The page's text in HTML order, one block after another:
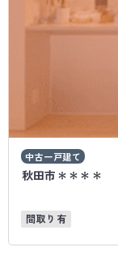
中古一戸建て
秋田市＊＊＊＊
間取り有